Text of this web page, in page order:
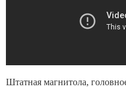
Штатная магнитола,